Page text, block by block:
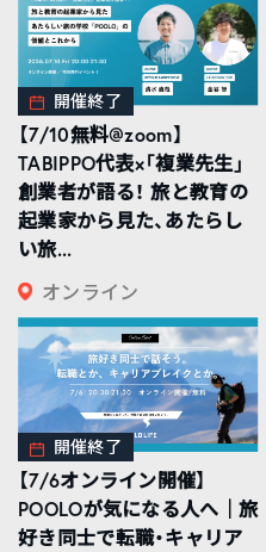
開催終了
【7/10無料@zoom】
TABIPPO代表×「複業先生」
創業者が語る！ 旅と教育の
起業家から見た、あたらし
い旅...
オンライン
開催終了
【7/6オンライン開催】
POOLOが気になる人へ｜旅
好き同士で転職・キャリア